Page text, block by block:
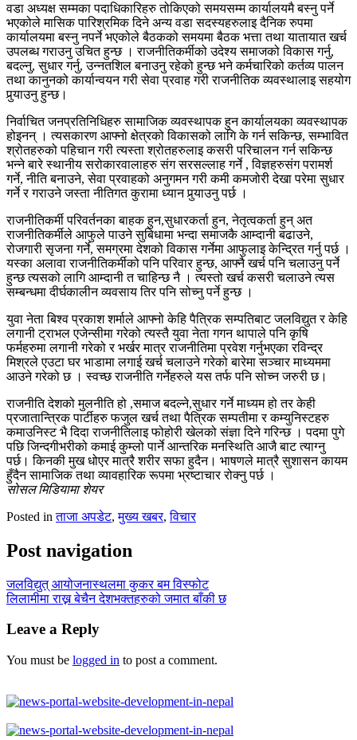
वडा अध्यक्ष सम्मका पदाधिकारिहरु तोकिएको समयसम्म कार्यालयमै बस्नु पर्ने
भएकोले मासिक पारिश्रमिक दिने अन्य वडा सदस्यहरुलाइ दैनिक रुपमा
कार्यालयमा बस्नु नपर्ने भएकोले बैठकको समयमा बैठक भत्ता तथा यातायात खर्च
उपलब्ध गराउनु उचित हुन्छ । राजनीतिकर्मीको उदेश्य समाजको विकास गर्नु,
बदल्नु, सुधार गर्नु, उन्नतशिल बनाउनु रहेको हुन्छ भने कर्मचारिको कर्तव्य पालन
तथा कानुनको कार्यान्वयन गरी सेवा प्रवाह गरी राजनीतिक व्यवस्थालाइ सहयोग
पुर्‍याउनु हुन्छ।
निर्वाचित जनप्रतिनिधिहरु सामाजिक व्यवस्थापक हुन कार्यालयका व्यवस्थापक
होइनन् । त्यसकारण आफ्नो क्षेत्रको विकासको लागि के गर्न सकिन्छ, सम्भावित
श्रोतहरुको पहिचान गरी त्यस्ता श्रोतहरुलाइ कसरी परिचालन गर्न सकिन्छ
भन्ने बारे स्थानीय सरोकारवालाहरु संग सरसल्लाह गर्ने , विज्ञहरुसंग परामर्श
गर्ने, नीति बनाउने, सेवा प्रवाहको अनुगमन गरी कमी कमजोरी देखा परेमा सुधार
गर्ने र गराउने जस्ता नीतिगत कुरामा ध्यान पुर्‍याउनु पर्छ ।
राजनीतिकर्मी परिवर्तनका बाहक हुन,सुधारकर्ता हुन, नेतृत्वकर्ता हुन् अत
राजनीतिकर्मीले आफुले पाउने सुबिधामा भन्दा समाजकै आम्दानी बढाउने,
रोजगारी सृजना गर्ने, समग्रमा देशको विकास गर्नेमा आफुलाइ केन्द्रित गर्नु पर्छ ।
यस्का अलावा राजनीतिकर्मीको पनि परिवार हुन्छ, आफ्नै खर्च पनि चलाउनु पर्ने
हुन्छ त्यसको लागि आम्दानी त चाहिन्छ नै । त्यस्तो खर्च कसरी चलाउने त्यस
सम्बन्धमा दीर्घकालीन व्यवसाय तिर पनि सोच्नु पर्ने हुन्छ ।
युवा नेता बिश्व प्रकाश शर्माले आफ्नो केहि पैत्रिक सम्पतिबाट जलविद्युत र केहि
लगानी ट्राभल एजेन्सीमा गरेको त्यस्तै युवा नेता गगन थापाले पनि कृषि
फर्महरुमा लगानी गरेको र भर्खर मात्र राजनीतिमा प्रवेश गर्नुभएका रविन्द्र
मिश्रले एउटा घर भाडामा लगाई खर्च चलाउने गरेको बारेमा सञ्चार माध्यममा
आउने गरेको छ । स्वच्छ राजनीति गर्नेहरुले यस तर्फ पनि सोच्न जरुरी छ।
राजनीति देशको मुलनीति हो ,समाज बदल्ने,सुधार गर्ने माध्यम हो तर केही
प्रजातान्त्रिक पार्टीहरु फजुल खर्च तथा पैत्रिक सम्पतीमा र कम्युनिस्टहरु
कमाउनिस्ट भै दिदा राजनीतिलाइ फोहोरी खेलको संज्ञा दिने गरिन्छ । पदमा पुगे
पछि जिन्दगीभरीको कमाई कुम्लो पार्ने आन्तरिक मनस्थिति आजै बाट त्याग्नु
पर्छ। किनकी मुख धोएर मात्रै शरीर सफा हुदैन। भाषणले मात्रै सुशासन कायम
हुँदैन सामाजिक तथा व्यावहारिक रूपमा भ्रष्टाचार रोक्नु पर्छ ।
सोसल मिडियामा शेयर
Posted inताजा अपडेट,मुख्य खबर,विचार
Post navigation
जलविद्युत् आयोजनास्थलमा कुकर बम विस्फोट
लिलामीमा राख्न बेचैन देशभक्तहरुको जमात बाँकी छ
Leave a Reply
You must be logged in to post a comment.